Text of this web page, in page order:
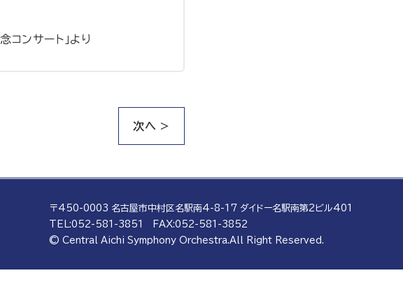
ンサート」より
次へ >
〒450-0003 名古屋市中村区名駅南4-8-17 ダイドー名駅南第2ビル401
TEL:052-581-3851
FAX:052-581-3852
© Central Aichi Symphony Orchestra.All Right Reserved.